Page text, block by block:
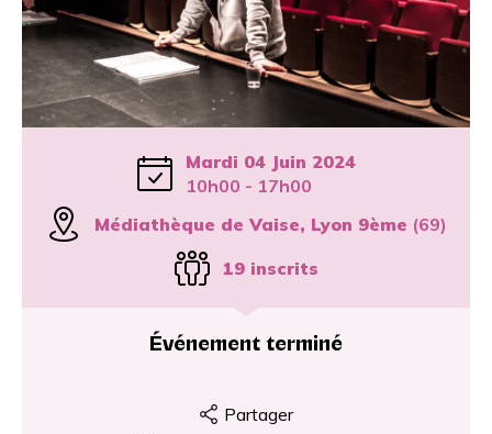
Mardi 04 Juin 2024
10h00 - 17h00
Médiathèque de Vaise, Lyon 9ème (69)
19 inscrits
Événement terminé
Partager